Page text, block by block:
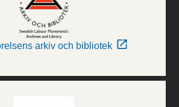
arkiv och bibliotek